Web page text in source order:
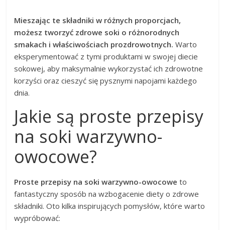
Mieszając te składniki w różnych proporcjach,
możesz tworzyć zdrowe soki o różnorodnych
smakach i właściwościach prozdrowotnych. Warto
eksperymentować z tymi produktami w swojej diecie
sokowej, aby maksymalnie wykorzystać ich zdrowotne
korzyści oraz cieszyć się pysznymi napojami każdego
dnia.
Jakie są proste przepisy
na soki warzywno-
owocowe?
Proste przepisy na soki warzywno-owocowe to
fantastyczny sposób na wzbogacenie diety o zdrowe
składniki. Oto kilka inspirujących pomysłów, które warto
wypróbować: